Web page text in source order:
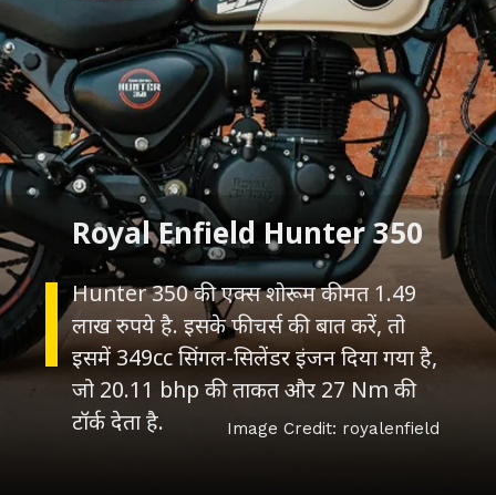
Hunter 350 की एक्स शोरूम कीमत 1.49
लाख रुपये है. इसके फीचर्स की बात करें, तो
इसमें 349cc सिंगल-सिलेंडर इंजन दिया गया है,
जो 20.11 bhp की ताकत और 27 Nm की
टॉर्क देता है.
Image Credit: royalenfield